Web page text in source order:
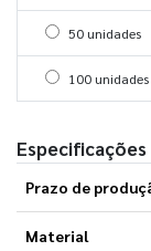
Selecionar
50 unidades
Selecionar
100 unidades
Prazo de
Material